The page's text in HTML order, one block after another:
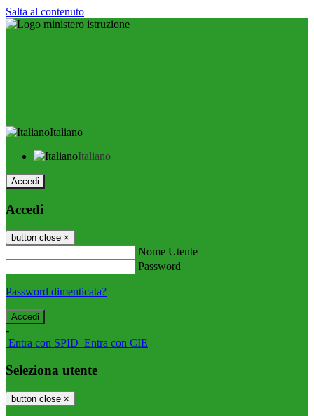
Salta al contenuto
Italiano
Italiano
Accedi
Accedi
button close ×
Nome Utente
Password
Password dimenticata?
-
Entra con SPID Entra con CIE
Seleziona utente
button close ×